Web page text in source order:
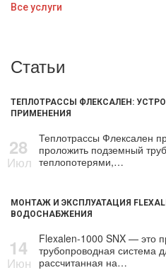
Все услуги
Статьи
ТЕПЛОТРАССЫ ФЛЕКСАЛЕН:
ПРИМЕНЕНИЯ
28
Июл
Теплотрассы Флексален
проложить подземный
теплопотерями,…
МОНТАЖ И ЭКСПЛУАТАЦИЯ
ВОДОСНАБЖЕНИЯ
14
Июн
Flexalen-1000 SNX — это
трубопроводная система
рассчитанная на…